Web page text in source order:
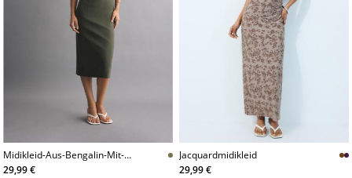
Midikleid-Aus-Bengalin-Mit-
Tragern
29,99 €
Jacquardmidikleid
29,99 €